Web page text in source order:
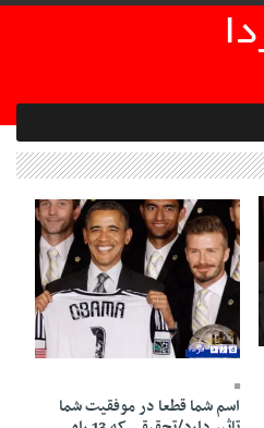
31 Mordad 1399 - 23:08
اسم شما قطعا در موفقیت شما